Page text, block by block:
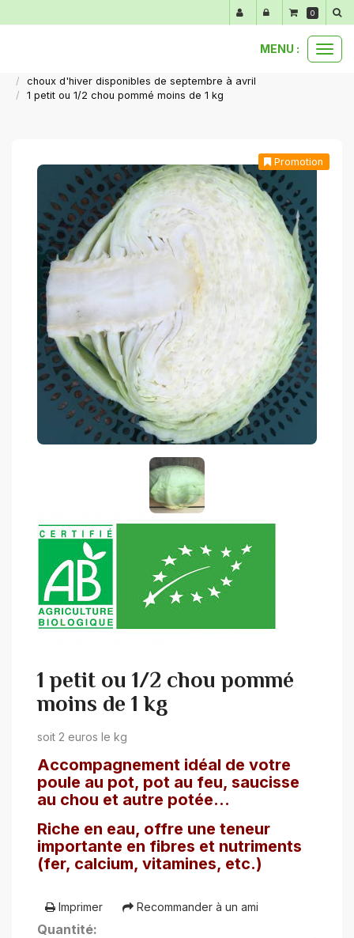
MENU :
choux d'hiver disponibles de septembre à avril
1 petit ou 1/2 chou pommé moins de 1 kg
Promotion
1 petit ou 1/2 chou pommé
moins de 1 kg
soit 2 euros le kg
Accompagnement idéal de votre
poule au pot, pot au feu, saucisse
au chou et autre potée...
Riche en eau, offre une teneur
importante en fibres et nutriments
(fer, calcium, vitamines, etc.)
Imprimer Recommander à un ami
Quantité:
0